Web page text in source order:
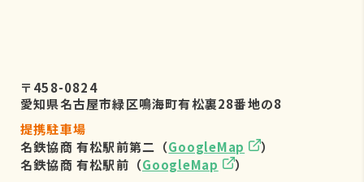
〒458-0824
愛知県名古屋市緑区鳴海町有松裏28番地の8
提携駐車場
名鉄協商 有松駅前第二（GoogleMap
）
名鉄協商 有松駅前（GoogleMap
）